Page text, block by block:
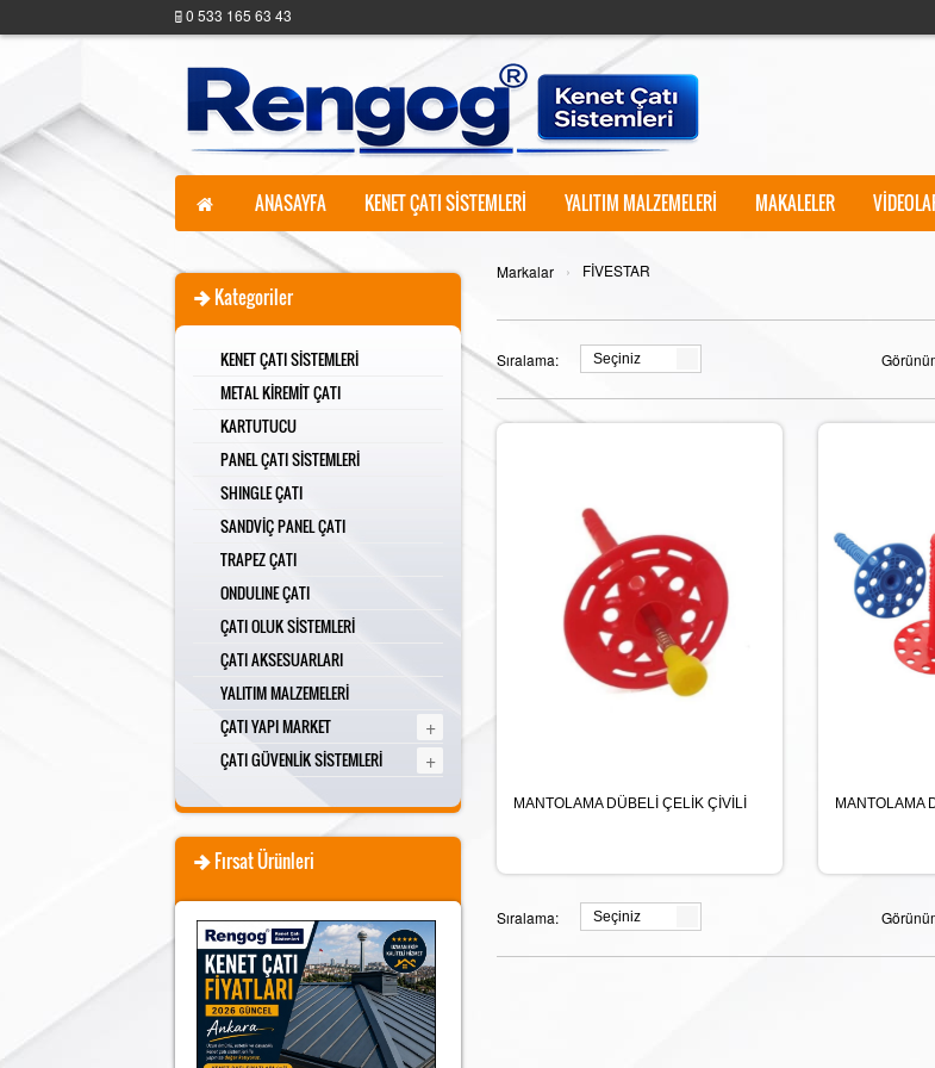
0 533 165 63 43
ANASAYFA KENET ÇATI SİSTEMLERİ YALITIM MALZEMELERİ MAKALELER
Markalar › FİVESTAR
Sıralama: Seçiniz
MANTOLAMA DÜBELİ ÇELİK ÇİVİLİ MANTOLAMA
Sıralama: Seçiniz
Kategoriler
KENET ÇATI SİSTEMLERİ
METAL KİREMİT ÇATI
KARTUTUCU
PANEL ÇATI SİSTEMLERİ
SHINGLE ÇATI
SANDVİÇ PANEL ÇATI
TRAPEZ ÇATI
ONDULINE ÇATI
ÇATI OLUK SİSTEMLERİ
ÇATI AKSESUARLARI
YALITIM MALZEMELERİ
ÇATI YAPI MARKET
+
ÇATI GÜVENLİK SİSTEMLERİ +
Fırsat Ürünleri